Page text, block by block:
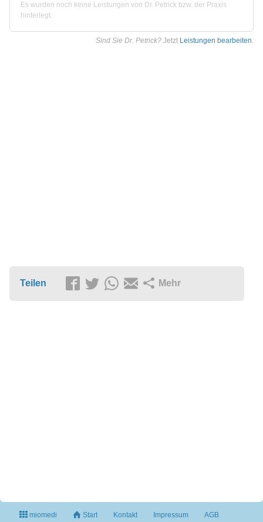
Es wurden noch keine Leistungen von Dr. Petrick bzw. der Praxis
hinterlegt.
Sind Sie Dr. Petrick? Jetzt Leistungen bearbeiten.
Teilen Mehr
miomedi Start Kontakt Impressum AGB